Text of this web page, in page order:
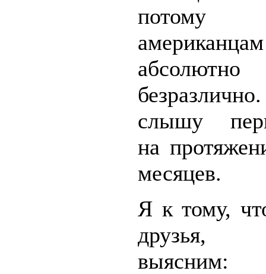
абсолютно
слышу
на
месяцев.
Я к тому,
друзья,